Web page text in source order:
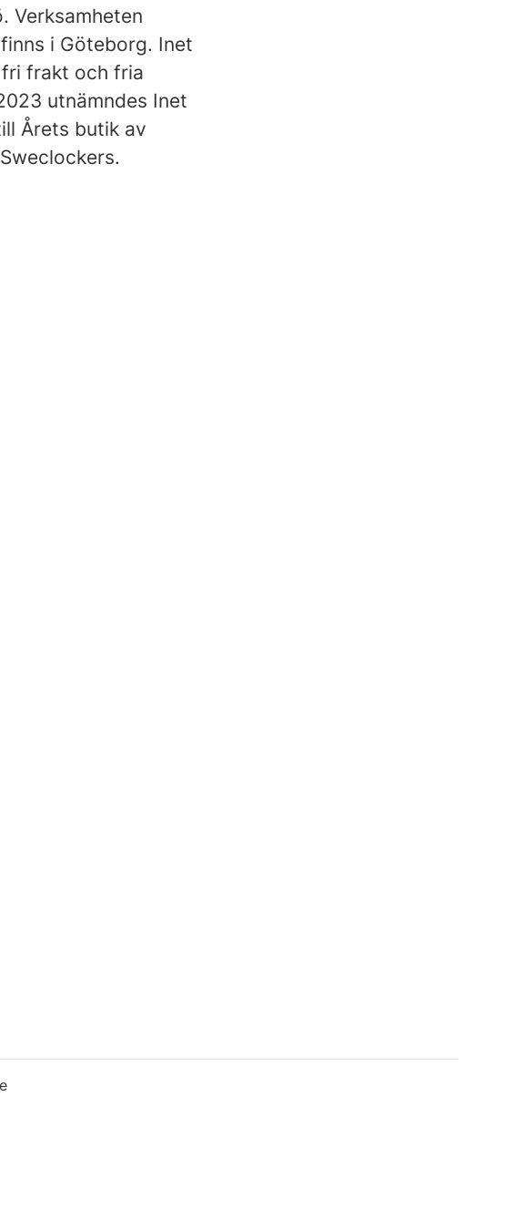
Verksamheten
i Göteborg. Inet
frakt och fria
utnämndes Inet
Årets butik av